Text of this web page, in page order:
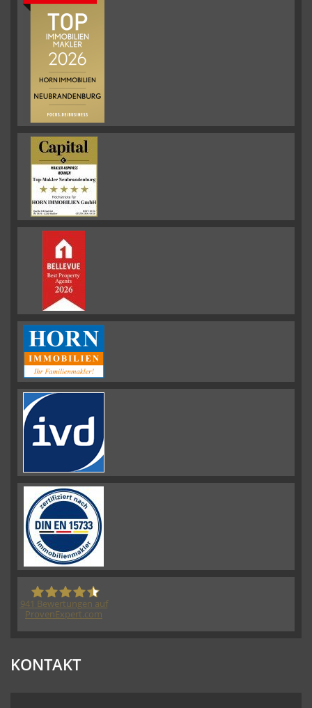
HORN IMMOBILIEN GmbH
941 Bewertungen auf
ProvenExpert.com
KONTAKT